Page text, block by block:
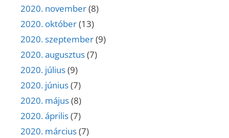
2020. november(8)
2020. október(13)
2020. szeptember(9)
2020. augusztus(7)
2020. július(9)
2020. június(7)
2020. május(8)
2020. április(7)
2020. március(7)